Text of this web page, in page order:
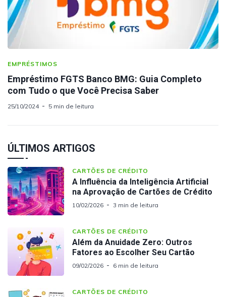
EMPRÉSTIMOS
Empréstimo FGTS Banco BMG: Guia Completo
com Tudo o que Você Precisa Saber
25/10/2024 5 min de leitura
ÚLTIMOS ARTIGOS
CARTÕES DE CRÉDITO
A Influência da Inteligência Artificial
na Aprovação de Cartões de Crédito
10/02/2026 3 min de leitura
CARTÕES DE CRÉDITO
Além da Anuidade Zero: Outros
Fatores ao Escolher Seu Cartão
09/02/2026 6 min de leitura
CARTÕES DE CRÉDITO